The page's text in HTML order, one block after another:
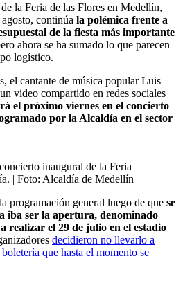
la Feria de las Flores en Medellín,
continúa la polémica frente a
de la fiesta más importante
ahora se ha sumado lo que parecen
logístico.
el cantante de música popular Luis
video compartido en redes sociales
el próximo viernes en el concierto
por la Alcaldía en el sector
inaugural de la Feria
| Foto: Alcaldía de Medellín
programación general luego de que se
iba ser la apertura, denominado
a realizar el 29 de julio en el estadio
decidieron no llevarlo a
que hasta el momento se